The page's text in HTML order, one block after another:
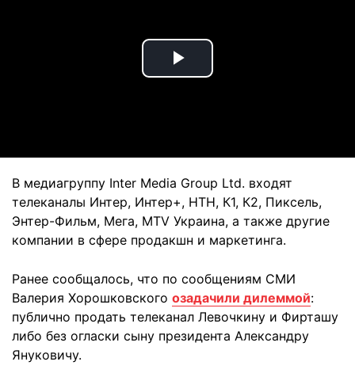
Play
В медиагруппу Inter Mediа Group Ltd. входят
телеканалы Интер, Интер+, НТН, К1, К2, Пиксель,
Энтер-Фильм, Мега, MTV Украина, а также другие
компании в сфере продакшн и маркетинга.
Ранее сообщалось, что по сообщениям СМИ
Валерия Хорошковского озадачили дилеммой:
публично продать телеканал Левочкину и Фирташу
либо без огласки сыну президента Александру
Януковичу.